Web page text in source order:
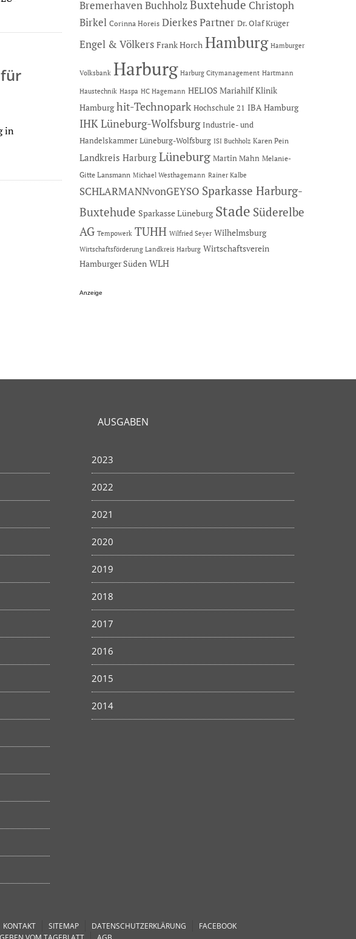
in
BremerhavenBuchholzBuxtehude Christoph
Birkel Corinna Horeis Dierkes Partner Dr. Olaf Krüger
Engel & Völkers Frank Horch Hamburg Hamburger
Volksbank Harburg Harburg Citymanagement Hartmann
Haustechnik Haspa HC Hagemann HELIOS Mariahilf Klinik
Hamburg hit-Technopark Hochschule 21 IBA Hamburg
IHK Lüneburg-Wolfsburg Industrie- und
Handelskammer Lüneburg-Wolfsburg ISI Buchholz Karen Pein
Landkreis Harburg Lüneburg Martin Mahn Melanie-
Gitte Lansmann Michael Westhagemann Rainer Kalbe
SCHLARMANNvonGEYSO Sparkasse Harburg-
Buxtehude Sparkasse Lüneburg Stade Süderelbe
AG Tempowerk TUHH Wilfried Seyer Wilhelmsburg
Wirtschaftsförderung Landkreis Harburg Wirtschaftsverein
Hamburger Süden WLH
Anzeige
AUSGABEN
2023
2022
2021
2020
2019
2018
2017
2016
2015
2014
KONTAKT SITEMAP DATENSCHUTZERKLÄRUNG
FACEBOOK